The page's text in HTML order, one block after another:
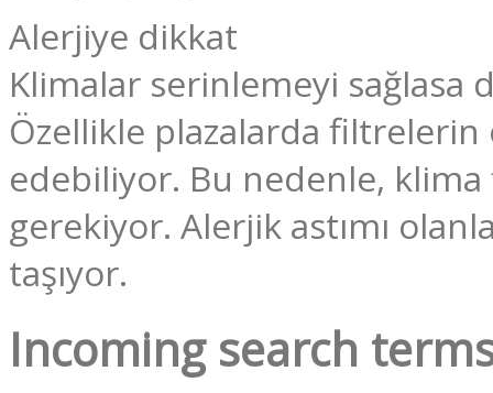
Alerjiye dikkat
Klimalar serinlemeyi sağlasa
Özellikle plazalarda filtrelerin
edebiliyor. Bu nedenle,
gerekiyor. Alerjik astımı
taşıyor.
Incoming search